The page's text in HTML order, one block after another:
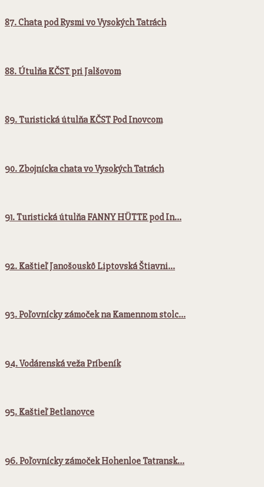
87. Chata pod Rysmi vo Vysokých Tatrách
88. Útulňa KČST pri Jalšovom
89. Turistická útulňa KČST Pod Inovcom
90. Zbojnícka chata vo Vysokých Tatrách
91. Turistická útulňa FANNY HÜTTE pod In…
92. Kaštieľ Janošouskô Liptovská Štiavni…
93. Poľovnícky zámoček na Kamennom stolc…
94. Vodárenská veža Príbeník
95. Kaštieľ Betlanovce
96. Poľovnícky zámoček Hohenloe Tatransk…